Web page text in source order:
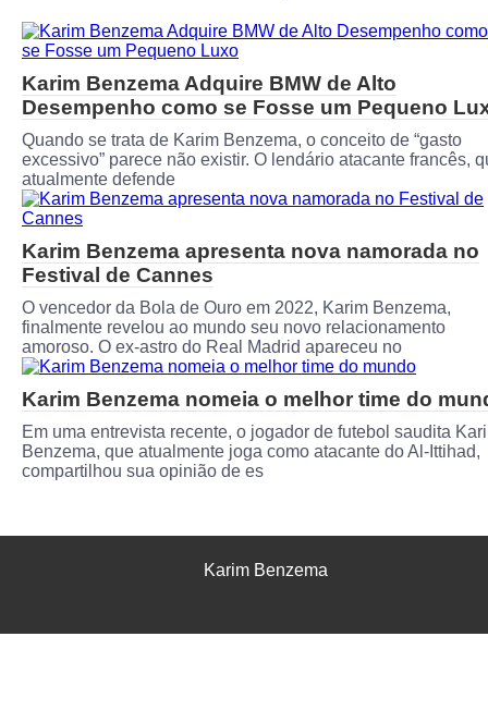
Karim Benzema Adquire BMW de Alto
Desempenho como se Fosse um Pequeno
Quando se trata de Karim Benzema, o conceito de “gasto
excessivo” parece não existir. O lendário atacante francês,
atualmente defende
Karim Benzema apresenta nova namorada no
Festival de Cannes
O vencedor da Bola de Ouro em 2022, Karim Benzema,
finalmente revelou ao mundo seu novo relacionamento
amoroso. O ex-astro do Real Madrid apareceu no
Karim Benzema nomeia o melhor time do
Em uma entrevista recente, o jogador de futebol saudita
Benzema, que atualmente joga como atacante do Al-Ittihad,
compartilhou sua opinião de es
Karim Benzema